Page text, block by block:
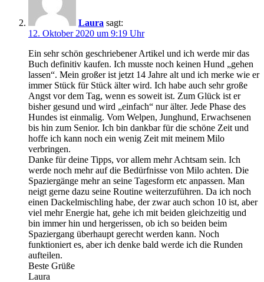
Laura sagt:
12. Oktober 2020 um 9:19 Uhr
Ein sehr schön geschriebener Artikel und ich werde mir das
Buch definitiv kaufen. Ich musste noch keinen Hund „gehen
lassen“. Mein großer ist jetzt 14 Jahre alt und ich merke wie er
immer Stück für Stück älter wird. Ich habe auch sehr große
Angst vor dem Tag, wenn es soweit ist. Zum Glück ist er
bisher gesund und wird „einfach“ nur älter. Jede Phase des
Hundes ist einmalig. Vom Welpen, Junghund, Erwachsenen
bis hin zum Senior. Ich bin dankbar für die schöne Zeit und
hoffe ich kann noch ein wenig Zeit mit meinem Milo
verbringen.
Danke für deine Tipps, vor allem mehr Achtsam sein. Ich
werde noch mehr auf die Bedürfnisse von Milo achten. Die
Spaziergänge mehr an seine Tagesform etc anpassen. Man
neigt gerne dazu seine Routine weiterzuführen. Da ich noch
einen Dackelmischling habe, der zwar auch schon 10 ist, aber
viel mehr Energie hat, gehe ich mit beiden gleichzeitig und
bin immer hin und hergerissen, ob ich so beiden beim
Spaziergang überhaupt gerecht werden kann. Noch
funktioniert es, aber ich denke bald werde ich die Runden
aufteilen.
Beste Grüße
Laura